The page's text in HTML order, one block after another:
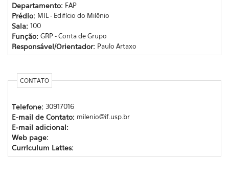
Departamento: FAP
Prédio: MIL - Edifício do Milênio
Sala: 100
Função: GRP - Conta de Grupo
Responsável/Orientador: Paulo Artaxo
CONTATO
Telefone: 30917016
E-mail de Contato: milenio@if.usp.br
E-mail adicional:
Web page:
Curriculum Lattes: